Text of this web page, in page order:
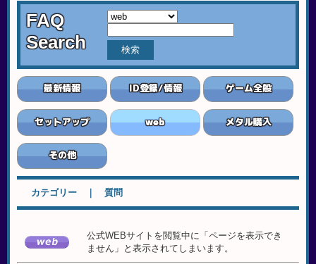
FAQ
Search
最新情報 ID登録/情報 ゲーム全般
セットアップ web メタル購入
その他
カテゴリー ｜ 質問
公式WEBサイトを閲覧中に「ページを表示でき
ません」と表示されてしまいます。